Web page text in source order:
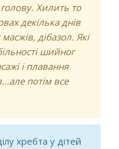
Хилить то
декілька днів
дібазол. Які
шийног
і плавання
потім все
хребта у дітей